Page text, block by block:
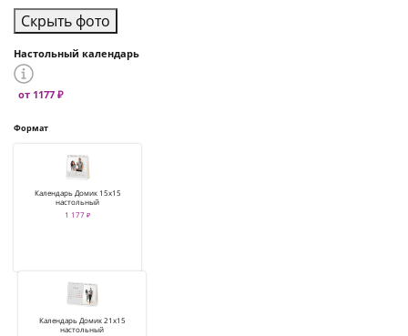
Скрыть фото
Настольный календарь
от 1177 ₽
Формат
Календарь Домик 15х15
настольный
1 177 ₽
Календарь Домик 21х15
настольный